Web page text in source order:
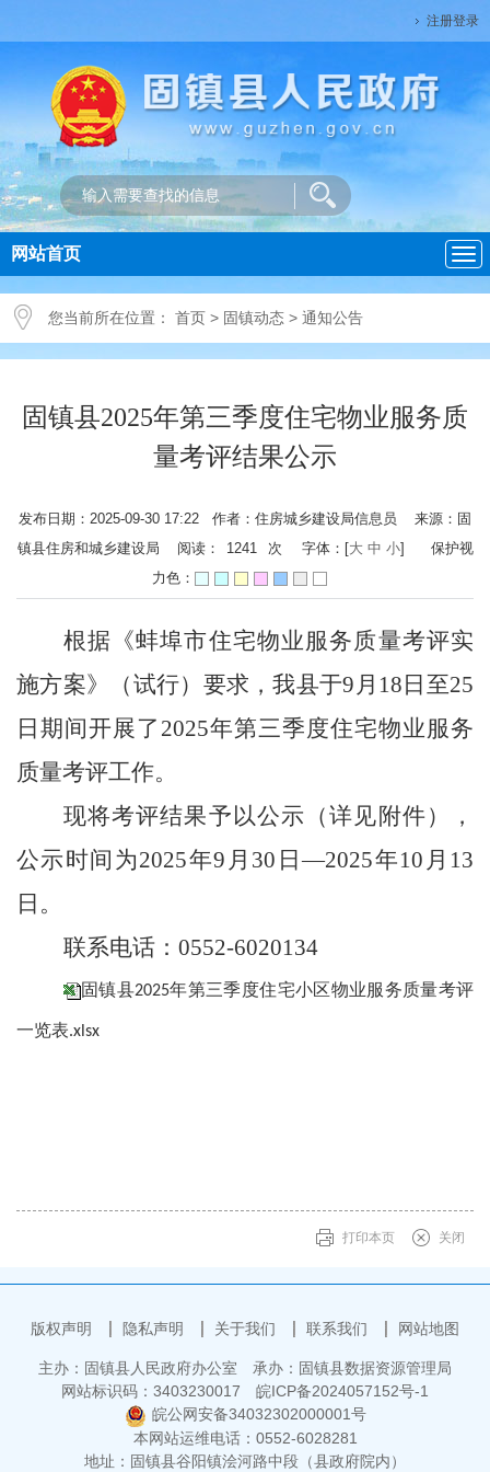
注册登录
导
航
网站首页
您当前所在位置： 首页 > 固镇动态 > 通知公告
固镇县2025年第三季度住宅物业服务质
量考评结果公示
发布日期：2025-09-30 17:22 作者：住房城乡建设局信息员 来源：固
镇县住房和城乡建设局 阅读：
1241 次 字体：[大 中 小]
保护视
力色：
根据《蚌埠市住宅物业服务质量考评实
施方案》 （试行）要求，我县于9月18日至25
日期间开展了 2025年第三季度住宅物业服务
质量考评工作。
现将考评结果予以公示（详见附件），
公示时间为2025年9 月 30 日—2025年10 月 13
日 。
联系电话： 0552-6020134
固镇县2025年第三季度住宅小区物业服务质量考评
一览表.xlsx
打印本页 关闭
版权声明 隐私声明 关于我们 联系我们 网站地图
主办：固镇县人民政府办公室
承办：固镇县数据资源管理局
网站标识码：3403230017
皖ICP备2024057152号-1
皖公网安备34032302000001号
本网站运维电话：0552-6028281
地址：固镇县谷阳镇浍河路中段（县政府院内）